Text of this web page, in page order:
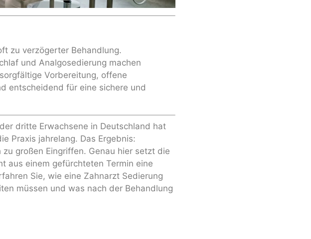
zu verzögerter Behandlung.
und Analgosedierung machen
Vorbereitung, offene
entscheidend für eine sichere und
dritte Erwachsene in Deutschland hat
Praxis jahrelang. Das Ergebnis:
großen Eingriffen. Genau hier setzt die
aus einem gefürchteten Termin eine
Sie, wie eine Zahnarzt Sedierung
müssen und was nach der Behandlung